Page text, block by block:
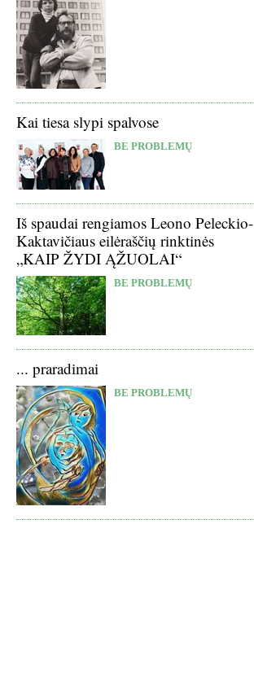
Kai tiesa slypi spalvose
BE PROBLEMŲ
Iš spaudai rengiamos Leono Peleckio-
Kaktavičiaus eilėraščių rinktinės
„KAIP ŽYDI ĄŽUOLAI“
BE PROBLEMŲ
... praradimai
BE PROBLEMŲ